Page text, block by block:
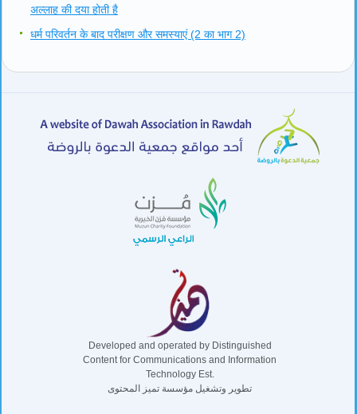
अल्लाह की दया होती है
धर्म परिवर्तन के बाद परीक्षण और समस्याएं (2 का भाग 2)
Developed and operated by Distinguished
Content for Communications and Information
Technology Est.
تطوير وتشغيل مؤسسة تميز المحتوى